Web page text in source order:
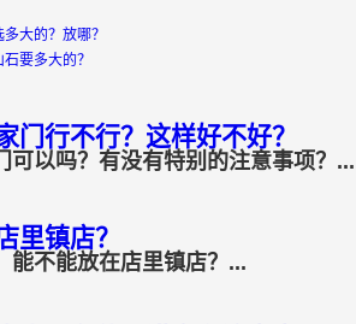
大的？放哪？
要多大的？
门行不行？这样好不好？
可以吗？有没有特别的注意事项？...
里镇店？
能不能放在店里镇店？...